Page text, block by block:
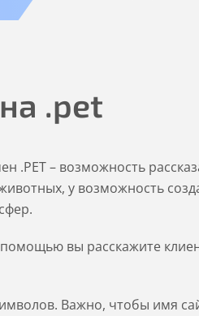
.pet
.PET – возможность
у возможность
помощью вы расскажите
Важно, чтобы имя